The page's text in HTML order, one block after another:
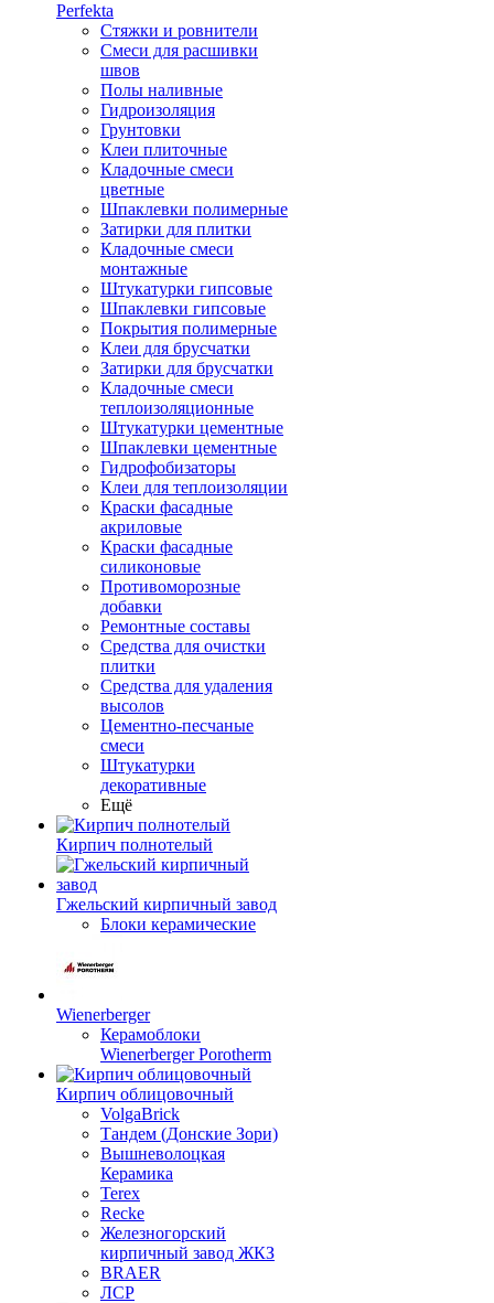
Perfekta
Стяжки и ровнители
Смеси для расшивки
швов
Полы наливные
Гидроизоляция
Грунтовки
Клеи плиточные
Кладочные смеси
цветные
Шпаклевки полимерные
Затирки для плитки
Кладочные смеси
монтажные
Штукатурки гипсовые
Шпаклевки гипсовые
Покрытия полимерные
Клеи для брусчатки
Затирки для брусчатки
Кладочные смеси
теплоизоляционные
Штукатурки цементные
Шпаклевки цементные
Гидрофобизаторы
Клеи для теплоизоляции
Краски фасадные
акриловые
Краски фасадные
силиконовые
Противоморозные
добавки
Ремонтные составы
Средства для очистки
плитки
Средства для удаления
высолов
Цементно-песчаные
смеси
Штукатурки
декоративные
Ещё
Кирпич полнотелый
Гжельский кирпичный завод
Блоки керамические
Wienerberger
Керамоблоки
Wienerberger Porotherm
Кирпич облицовочный
VolgaBrick
Тандем (Донские Зори)
Вышневолоцкая
Керамика
Terex
Recke
Железногорский
кирпичный завод ЖКЗ
BRAER
ЛСР